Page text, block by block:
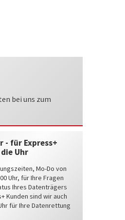
bei uns zum
- für Express+
Uhr
Mo-Do von
Uhr, für Ihre Fragen
Ihres Datenträgers
Kunden sind wir auch
für Ihre Datenrettung